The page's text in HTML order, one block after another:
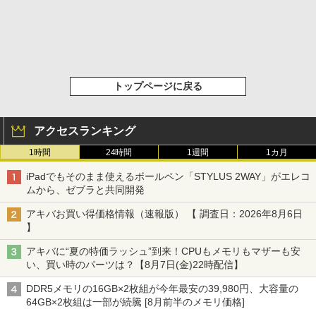
トップページに戻る
アクセスランキング
1時間 24時間 1週間 1カ月
iPadでもそのまま使えるボールペン「STYLUS 2WAY」がエレコ
ムから、ゼブラと共同開発
アキバお買い得価格情報（速報版） 【 調査日：2026年8月6日
】
アキバに“夏の特価ラッシュ”到来！CPUもメモリもマザーも安
い、買い時のパーツは？【8月7日(金)22時配信】
DDR5メモリの16GB×2枚組が今年最安の39,980円、大容量の
64GB×2枚組は一部が続騰 [8月前半のメモリ価格]